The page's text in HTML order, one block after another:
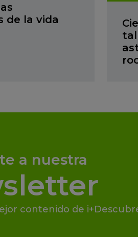
de la vida
a nuestra
contenido de